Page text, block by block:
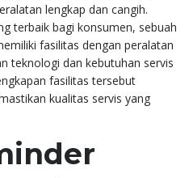
lengkap dan cangih.
terbaik bagi konsumen, sebuah
fasilitas dengan peralatan
teknologi dan kebutuhan servis
fasilitas tersebut
kualitas servis yang